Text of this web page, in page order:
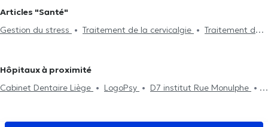
lumbagos
Visite à domicile
Traitement des blessures sportives
Problèmes de mâchoire
Articles "Santé"
Gestion du stress
Traitement de la cervicalgie
Traitement de
Hôpitaux à proximité
Cabinet Dentaire Liège
LogoPsy
D7 institut Rue Monulphe